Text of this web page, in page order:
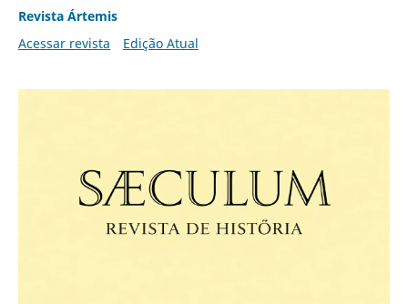
Revista Ártemis
Acessar revista
Edição Atual